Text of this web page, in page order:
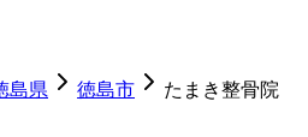
島県 徳島市
たまき整骨院